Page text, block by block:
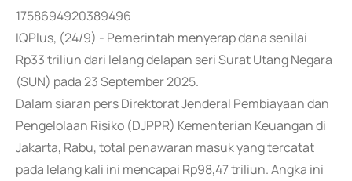
1758694920389496
IQPlus, (24/9) - Pemerintah menyerap dana senilai
Rp33 triliun dari lelang delapan seri Surat Utang Negara
(SUN) pada 23 September 2025.
Dalam siaran pers Direktorat Jenderal Pembiayaan dan
Pengelolaan Risiko (DJPPR) Kementerian Keuangan di
Jakarta, Rabu, total penawaran masuk yang tercatat
pada lelang kali ini mencapai Rp98,47 triliun. Angka ini